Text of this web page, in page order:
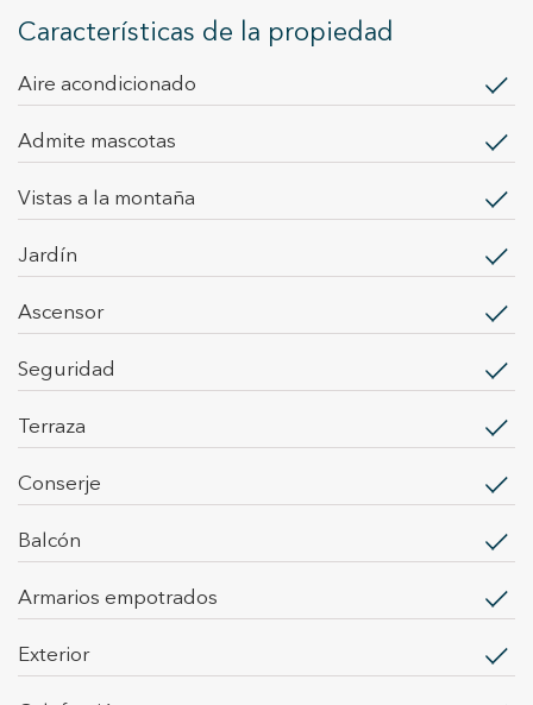
Características de la propiedad
Aire acondicionado
Admite mascotas
vistas a la montaña
jardín
ascensor
seguridad
terraza
conserje
balcón
armarios empotrados
exterior